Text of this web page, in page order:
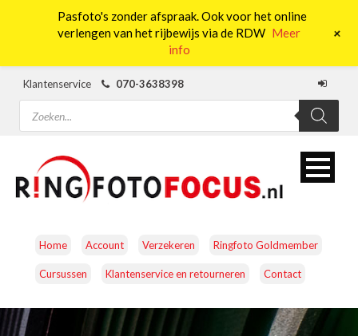
Klantenservice
070-3638398
Producten
zoeken
Home Account Verzekeren Ringfoto Goldmember
Cursussen Klantenservice en retourneren Contact
CAMERA’S OBJECTIEVEN ACCESSOIRES
Pasfoto's zonder afspraak. Ook voor het online
verlengen van het rijbewijs via de RDW Meer
info
+